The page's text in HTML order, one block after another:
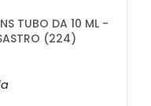
TUBO DA 10 ML -
(224)